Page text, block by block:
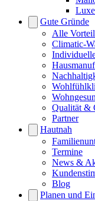
Gute Gründe
Alle
Climatic-
Qualität &
Partner
Hautnah
Termine
News &
Blog
Planen und